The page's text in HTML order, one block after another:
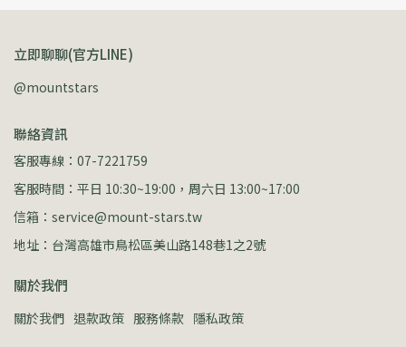
立即聊聊(官方LINE)
@mountstars
聯絡資訊
客服專線：07-7221759
客服時間：平日 10:30~19:00，周六日 13:00~17:00
信箱：service@mount-stars.tw
地址：台灣高雄市鳥松區美山路148巷1之2號
關於我們
關於我們 退款政策 服務條款 隱私政策